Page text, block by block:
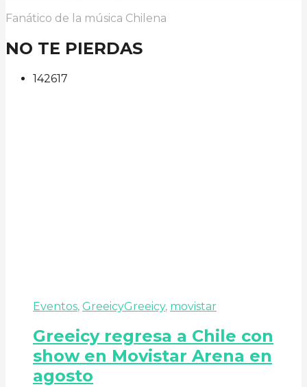
Fanático de la música Chilena
NO TE PIERDAS
142617
Eventos, GreeicyGreeicy, movistar
Greeicy regresa a Chile con
show en Movistar Arena en
agosto